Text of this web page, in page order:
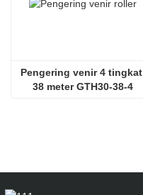
Pengering venir 4 tingkat
38 meter GTH30-38-4